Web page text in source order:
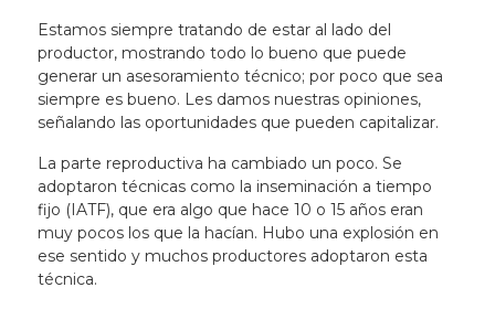
Estamos siempre tratando de estar al lado del
productor, mostrando todo lo bueno que puede
generar un asesoramiento técnico; por poco que sea
siempre es bueno. Les damos nuestras opiniones,
señalando las oportunidades que pueden capitalizar.
La parte reproductiva ha cambiado un poco. Se
adoptaron técnicas como la inseminación a tiempo
fijo (IATF), que era algo que hace 10 o 15 años eran
muy pocos los que la hacían. Hubo una explosión en
ese sentido y muchos productores adoptaron esta
técnica.